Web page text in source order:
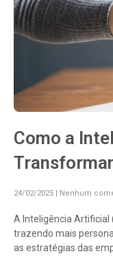
Como a
24/02/2025 Nenhum
A Inteligência Artificial
trazendo mais
as estratégias das